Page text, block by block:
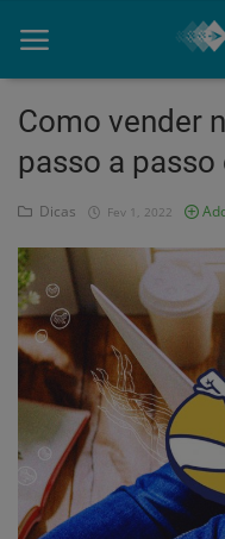
Home
Mato Grosso
Participe do Clube
Dicas
Guia do Clube
Clube de Negócios
Portugues
Como vender
passo a
Dicas Fev 1, 2022